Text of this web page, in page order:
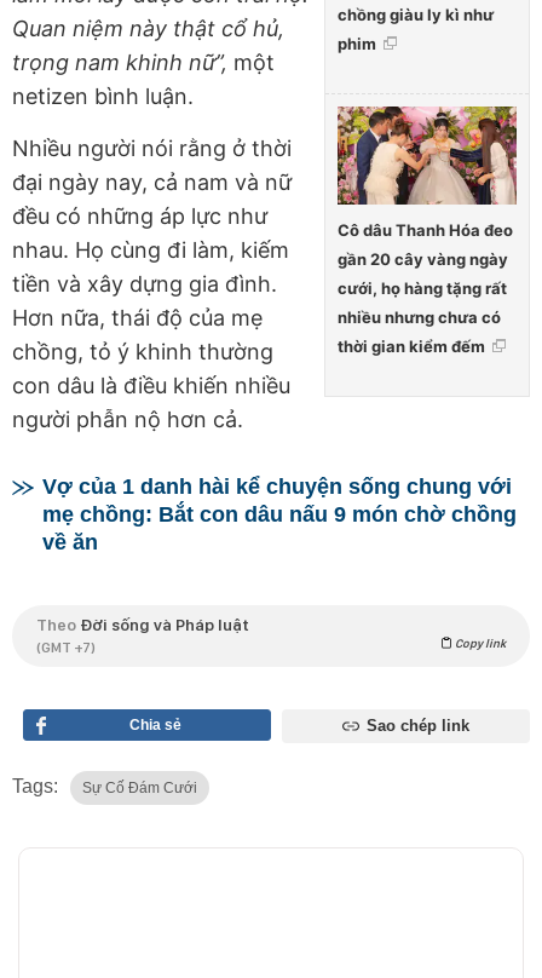
chồng giàu ly kì như
phim
Cô dâu Thanh Hóa đeo
gần 20 cây vàng ngày
cưới, họ hàng tặng rất
nhiều nhưng chưa có
thời gian kiểm đếm
Quan niệm này thật cổ hủ,
trọng nam khinh nữ”, một
netizen bình luận.
Nhiều người nói rằng ở thời
đại ngày nay, cả nam và nữ
đều có những áp lực như
nhau. Họ cùng đi làm, kiếm
tiền và xây dựng gia đình.
Hơn nữa, thái độ của mẹ
chồng, tỏ ý khinh thường
con dâu là điều khiến nhiều
người phẫn nộ hơn cả.
Vợ của 1 danh hài kể chuyện sống chung với
mẹ chồng: Bắt con dâu nấu 9 món chờ chồng
về ăn
Theo Đời sống và Pháp luật
(GMT +7) Copy link
Chia sẻ Sao chép link
Tags: Sự Cố Đám Cưới